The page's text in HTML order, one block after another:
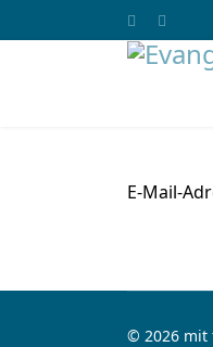
E-Mail-
© 2026 mit